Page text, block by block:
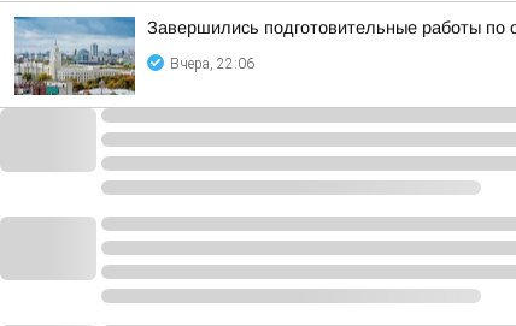
Завершились подготовительные работы
Вчера, 22:06